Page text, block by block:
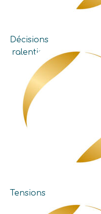
Décisions
ralenties
Tensions